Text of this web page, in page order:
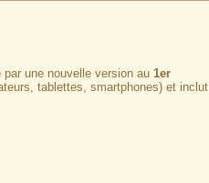
une nouvelle version au 1er
tablettes, smartphones) et inclut